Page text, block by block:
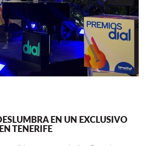
EN UN EXCLUSIVO
TENERIFE